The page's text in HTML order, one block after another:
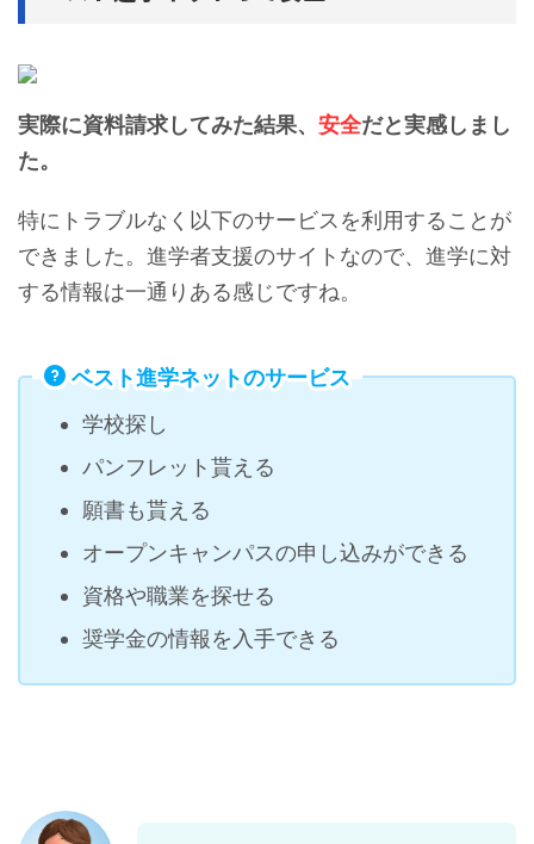
実際に資料請求してみた結果、 安全だと実感しまし
た。
特にトラブルなく以下のサービスを利用することが
できました。進学者支援のサイトなので、進学に対
する情報は一通りある感じですね。
ベスト進学ネットのサービス
学校探し
パンフレット貰える
願書も貰える
オープンキャンパスの申し込みができる
資格や職業を探せる
奨学金の情報を入手できる